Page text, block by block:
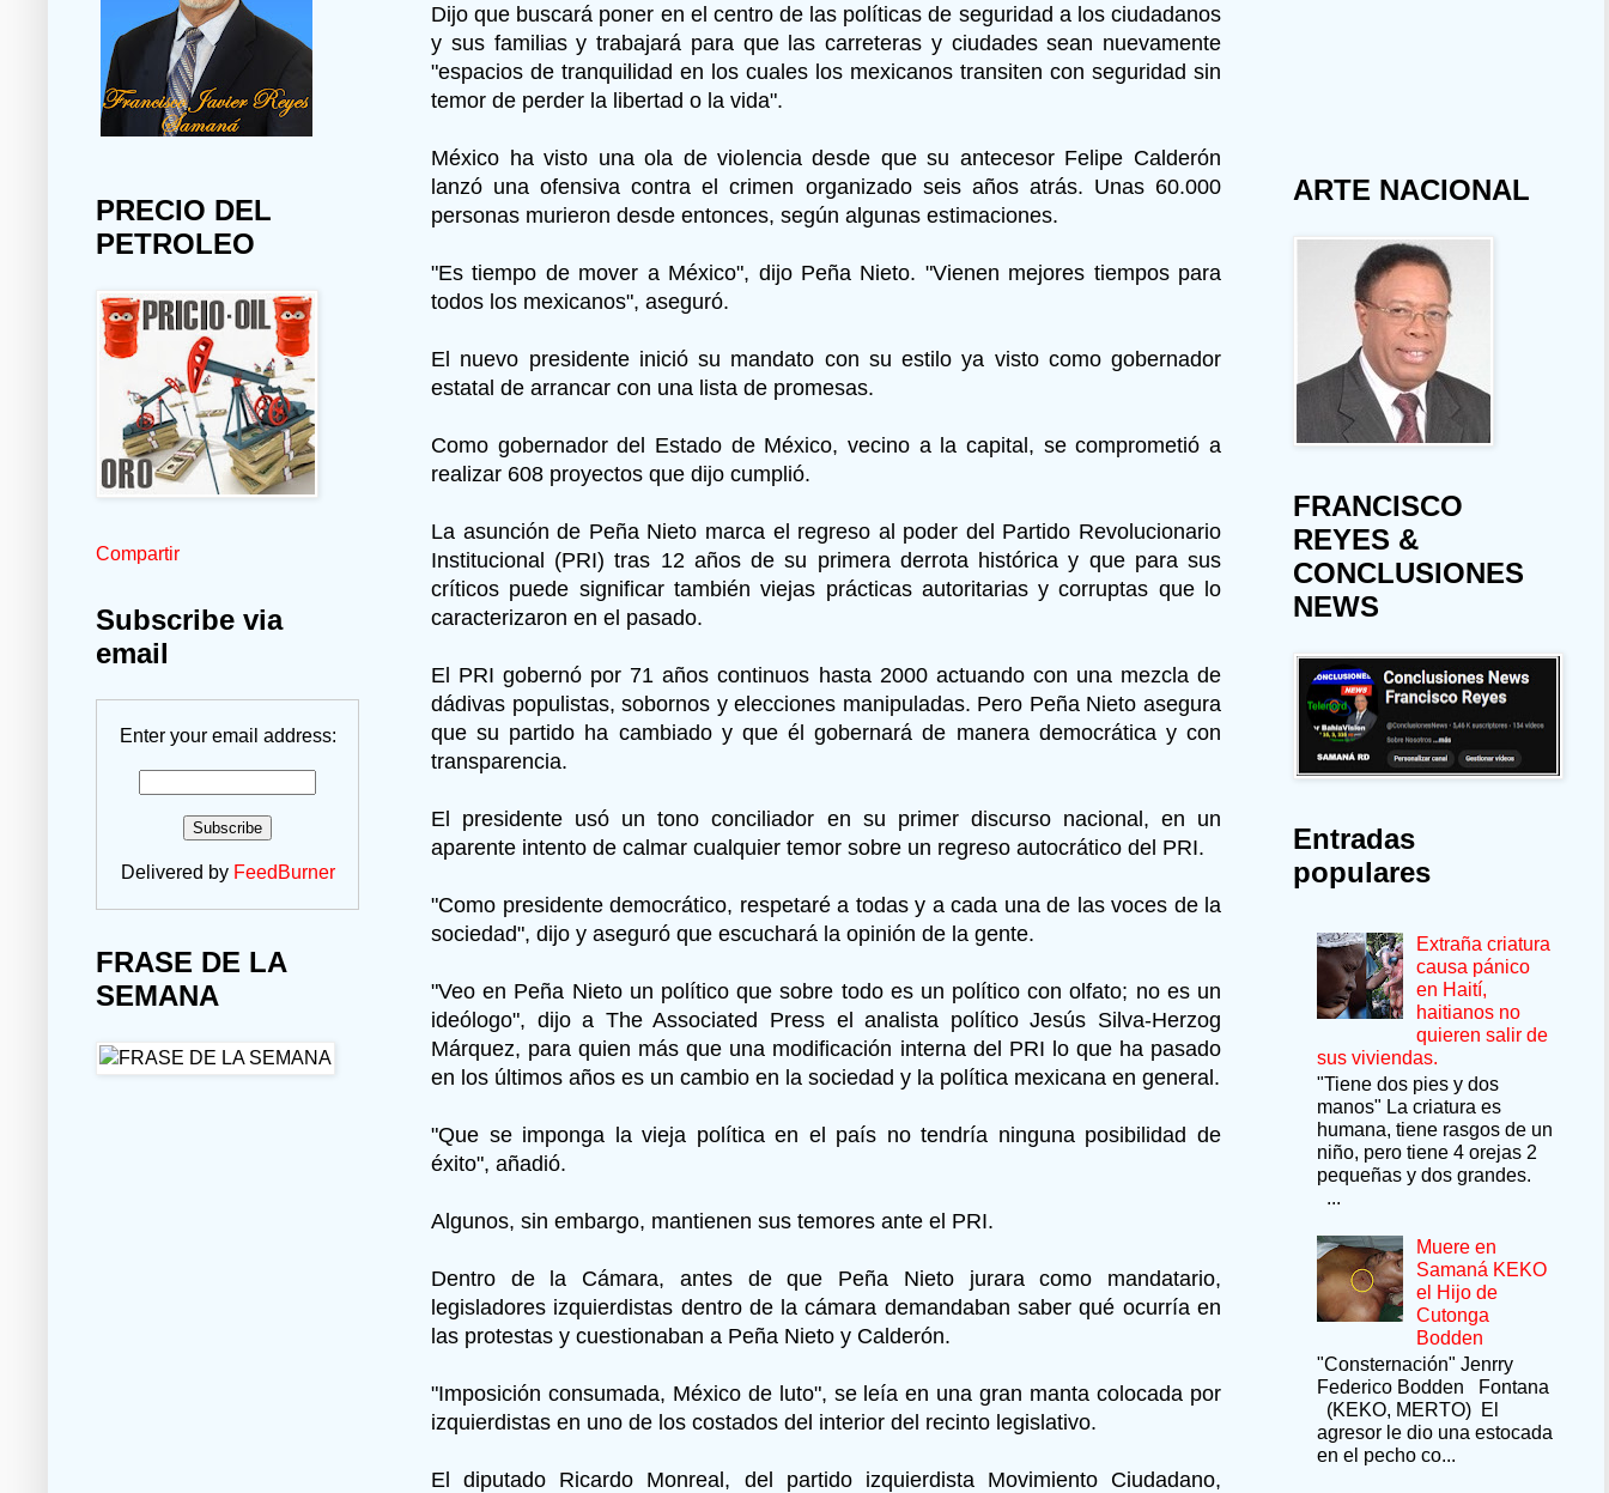
Dijo que buscará poner en el centro de las políticas de seguridad a los ciudadanos
y sus familias y trabajará para que las carreteras y ciudades sean nuevamente
"espacios de tranquilidad en los cuales los mexicanos transiten con seguridad sin
temor de perder la libertad o la vida".
México ha visto una ola de violencia desde que su antecesor Felipe Calderón
lanzó una ofensiva contra el crimen organizado seis años atrás. Unas 60.000
personas murieron desde entonces, según algunas estimaciones.
"Es tiempo de mover a México", dijo Peña Nieto. "Vienen mejores tiempos para
todos los mexicanos", aseguró.
El nuevo presidente inició su mandato con su estilo ya visto como gobernador
estatal de arrancar con una lista de promesas.
Como gobernador del Estado de México, vecino a la capital, se comprometió a
realizar 608 proyectos que dijo cumplió.
La asunción de Peña Nieto marca el regreso al poder del Partido Revolucionario
Institucional (PRI) tras 12 años de su primera derrota histórica y que para sus
críticos puede significar también viejas prácticas autoritarias y corruptas que lo
caracterizaron en el pasado.
El PRI gobernó por 71 años continuos hasta 2000 actuando con una mezcla de
dádivas populistas, sobornos y elecciones manipuladas. Pero Peña Nieto asegura
que su partido ha cambiado y que él gobernará de manera democrática y con
transparencia.
El presidente usó un tono conciliador en su primer discurso nacional, en un
aparente intento de calmar cualquier temor sobre un regreso autocrático del PRI.
"Como presidente democrático, respetaré a todas y a cada una de las voces de la
sociedad", dijo y aseguró que escuchará la opinión de la gente.
"Veo en Peña Nieto un político que sobre todo es un político con olfato; no es un
ideólogo", dijo a The Associated Press el analista político Jesús Silva-Herzog
Márquez, para quien más que una modificación interna del PRI lo que ha pasado
en los últimos años es un cambio en la sociedad y la política mexicana en general.
"Que se imponga la vieja política en el país no tendría ninguna posibilidad de
éxito", añadió.
Algunos, sin embargo, mantienen sus temores ante el PRI.
Dentro de la Cámara, antes de que Peña Nieto jurara como mandatario,
legisladores izquierdistas dentro de la cámara demandaban saber qué ocurría en
las protestas y cuestionaban a Peña Nieto y Calderón.
"Imposición consumada, México de luto", se leía en una gran manta colocada por
izquierdistas en uno de los costados del interior del recinto legislativo.
El diputado Ricardo Monreal, del partido izquierdista Movimiento Ciudadano,
PRECIO DEL
PETROLEO
Compartir
Subscribe via
email
Enter your email address:
Delivered by FeedBurner
FRASE DE LA
SEMANA
ARTE NACIONAL
FRANCISCO
REYES &
CONCLUSIONES
NEWS
Entradas
populares
Extraña criatura
causa pánico
en Haití,
haitianos no
quieren salir de
sus viviendas.
"Tiene dos pies y dos
manos" La criatura es
humana, tiene rasgos de un
niño, pero tiene 4 orejas 2
pequeñas y dos grandes.
...
Muere en
Samaná KEKO
el Hijo de
Cutonga
Bodden
"Consternación" Jenrry
Federico Bodden Fontana
(KEKO, MERTO) El
agresor le dio una estocada
en el pecho co...